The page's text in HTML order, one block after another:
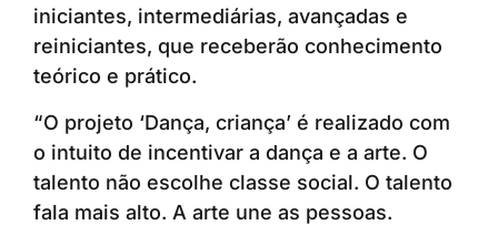
iniciantes, intermediárias, avançadas e
reiniciantes, que receberão conhecimento
teórico e prático.
“O projeto ‘Dança, criança’ é realizado com
o intuito de incentivar a dança e a arte. O
talento não escolhe classe social. O talento
fala mais alto. A arte une as pessoas.